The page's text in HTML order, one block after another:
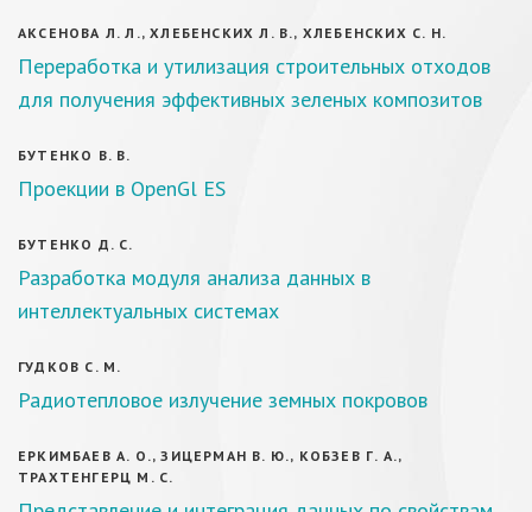
АКСЕНОВА Л. Л., ХЛЕБЕНСКИХ Л. В., ХЛЕБЕНСКИХ С. Н.
Переработка и утилизация строительных отходов
для получения эффективных зеленых композитов
БУТЕНКО В. В.
Проекции в OpenGl ES
БУТЕНКО Д. С.
Разработка модуля анализа данных в
интеллектуальных системах
ГУДКОВ С. М.
Радиотепловое излучение земных покровов
ЕРКИМБАЕВ А. О., ЗИЦЕРМАН В. Ю., КОБЗЕВ Г. А.,
ТРАХТЕНГЕРЦ М. С.